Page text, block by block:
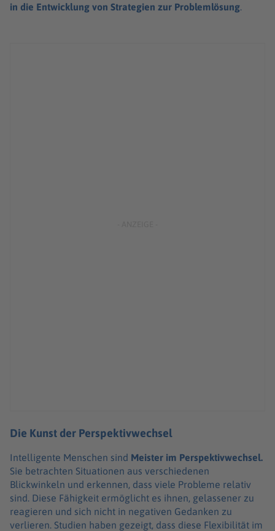
in die Entwicklung von Strategien zur Problemlösung.
Die Kunst der Perspektivwechsel
Intelligente Menschen sind Meister im Perspektivwechsel.
Sie betrachten Situationen aus verschiedenen
Blickwinkeln und erkennen, dass viele Probleme relativ
sind. Diese Fähigkeit ermöglicht es ihnen, gelassener zu
reagieren und sich nicht in negativen Gedanken zu
verlieren. Studien haben gezeigt, dass diese Flexibilität im